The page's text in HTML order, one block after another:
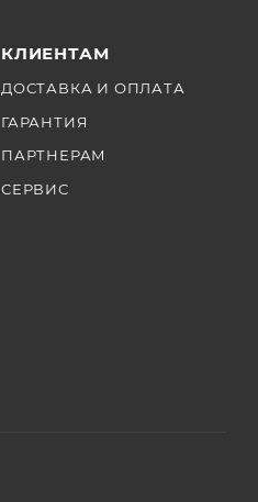
КЛИЕНТАМ
ДОСТАВКА И ОПЛАТА
ГАРАНТИЯ
ПАРТНЕРАМ
СЕРВИС